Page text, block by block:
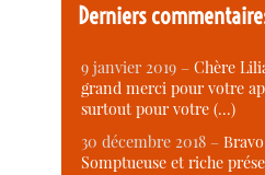
Derniers
9 janvier 2019 –Chère
grand merci pour votre
surtout pour votre (…)
30 décembre 2018 –
Somptueuse et riche